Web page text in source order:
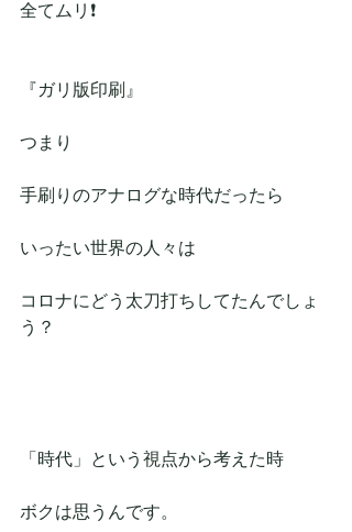
全てムリ❗
『ガリ版印刷』
つまり
手刷りのアナログな時代だったら
いったい世界の人々は
コロナにどう太刀打ちしてたんでしょ
う？
「時代」という視点から考えた時
ボクは思うんです。